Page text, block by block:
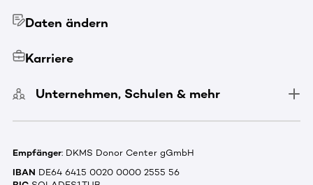
Daten ändern
Karriere
Unternehmen, Schulen & mehr
Empfänger: DKMS Donor Center gGmbH
IBAN DE64 6415 0020 0000 2555 56